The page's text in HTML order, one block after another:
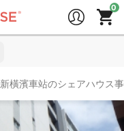
新橫濱車站のシェアハウス